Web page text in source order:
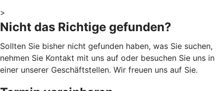
>
Nicht das Richtige gefunden?
Sollten Sie bisher nicht gefunden haben, was Sie suchen,
nehmen Sie Kontakt mit uns auf oder besuchen Sie uns in
einer unserer Geschäftstellen. Wir freuen uns auf Sie.